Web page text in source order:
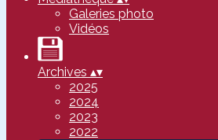
Galeries photo
Vidéos
Archives ▴▾
2025
2024
2023
2022